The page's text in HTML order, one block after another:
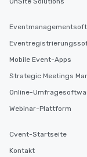
Mobile Event-Apps
Strategic Meetings
Online-
Webinar-Plattform
Cvent-Startseite
Kontakt